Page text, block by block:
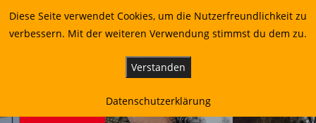
Ortsverein Berkenthin und Umgebung
SPD Berkenthin: Sozial - Gerecht - Vor Ort
Diese Seite verwendet Cookies, um die Nutzerfreundlichkeit zu
verbessern. Mit der weiteren Verwendung stimmst du dem zu.
Verstanden
Datenschutzerklärung